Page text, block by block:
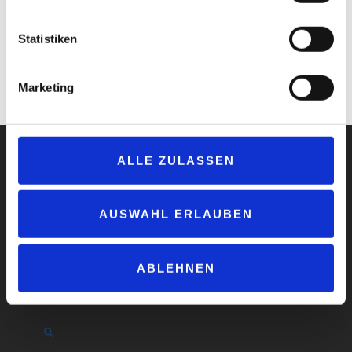
Statistiken
Marketing
ALLE ZULASSEN
AUSWAHL ERLAUBEN
ABLEHNEN
abspülbar und spart damit Wasser auch beim SB-Waschen. Das
Konzentrat wird im 25-Liter-Gebinde geliefert. Der Verbrauch liegt
www.caramba.eu
Impressum
Datenschutzerklärung
Suchen